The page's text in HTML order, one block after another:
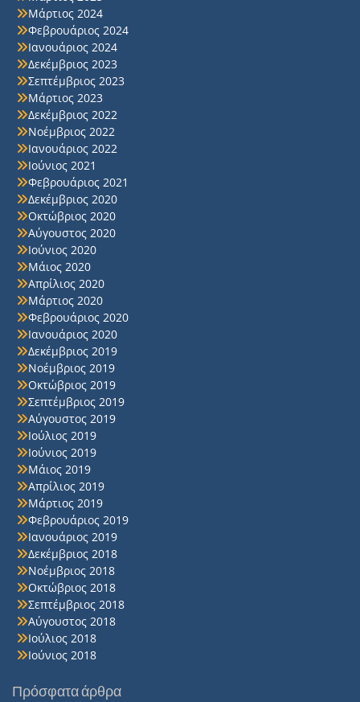
Μάρτιος 2024
Φεβρουάριος 2024
Ιανουάριος 2024
Δεκέμβριος 2023
Σεπτέμβριος 2023
Μάρτιος 2023
Δεκέμβριος 2022
Νοέμβριος 2022
Ιανουάριος 2022
Ιούνιος 2021
Φεβρουάριος 2021
Δεκέμβριος 2020
Οκτώβριος 2020
Αύγουστος 2020
Ιούνιος 2020
Μάιος 2020
Απρίλιος 2020
Μάρτιος 2020
Φεβρουάριος 2020
Ιανουάριος 2020
Δεκέμβριος 2019
Νοέμβριος 2019
Οκτώβριος 2019
Σεπτέμβριος 2019
Αύγουστος 2019
Ιούλιος 2019
Ιούνιος 2019
Μάιος 2019
Απρίλιος 2019
Μάρτιος 2019
Φεβρουάριος 2019
Ιανουάριος 2019
Δεκέμβριος 2018
Νοέμβριος 2018
Οκτώβριος 2018
Σεπτέμβριος 2018
Αύγουστος 2018
Ιούλιος 2018
Ιούνιος 2018
Πρόσφατα άρθρα